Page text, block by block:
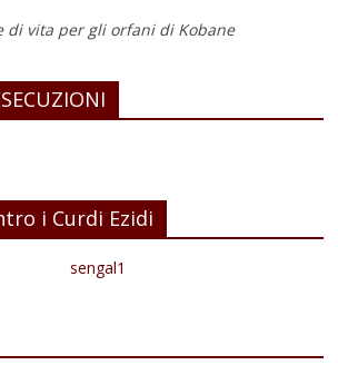
di vita per gli orfani di Kobane
i Curdi Ezidi